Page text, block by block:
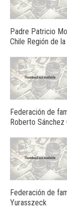
Padre Patricio
Chile Región de
Federación de
Roberto Sánchez
Federación de
Yurasszeck